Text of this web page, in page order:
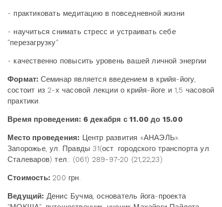
- практиковать медитацию в повседневной жизни
- научиться снимать стресс и устраивать себе
"перезагрузку"
- качественно повысить уровень вашей личной энергии
Формат: Семинар является введением в крийя-йогу,
состоит из 2-х часовой лекции о крийя-йоге и 1,5 часовой
практики.
Время проведения: 6 декабря с 11.00 до 15.00
Место проведения: Центр развития «АНАЭЛЬ».
Запорожье, ул. Правды 31(ост. городского транспорта ул.
Сталеваров) тел.: (061) 289-97-20 (21,22,23)
Стоимость: 200 грн.
Ведущий: Денис Бучма, основатель йога-проекта